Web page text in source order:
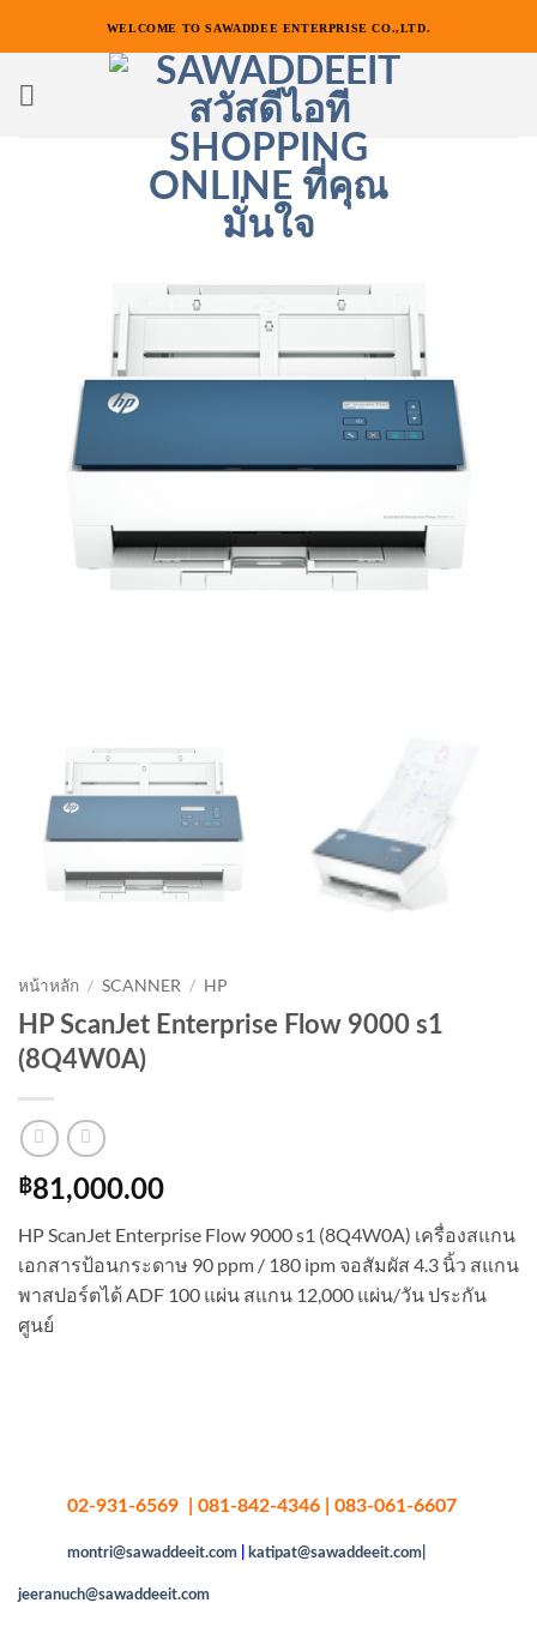
เนื้อหา
WELCOME TO SAWADDEE ENTERPRISE CO.,LTD.
หน้าหลัก / SCANNER / HP
HP ScanJet Enterprise Flow 9000 s1
(8Q4W0A)
฿81,000.00
HP ScanJet Enterprise Flow 9000 s1 (8Q4W0A) เครื่องสแกน
เอกสารป้อนกระดาษ 90 ppm / 180 ipm จอสัมผัส 4.3 นิ้ว สแกน
พาสปอร์ตได้ ADF 100 แผ่น สแกน 12,000 แผ่น/วัน ประกัน
ศูนย์
02-931-6569 | 081-842-4346 | 083-061-6607
montri@sawaddeeit.com katipat@sawaddeeit.com|
jeeranuch@sawaddeeit.com